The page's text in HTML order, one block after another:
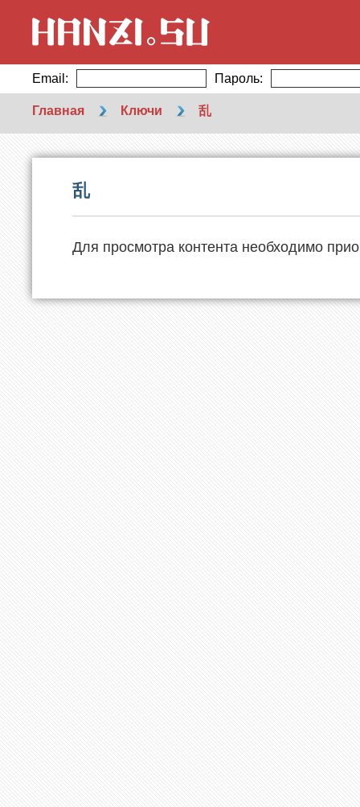
Email: Пароль:
Главная Ключи 乱
乱
Для просмотра контента необходимо